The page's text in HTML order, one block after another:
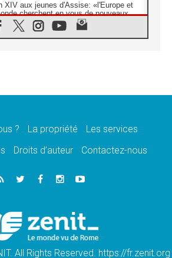
XIV aux jeunes d'Assise: «l'Europe et
cherchent en vous de nouveaux
la civilisation de l'amour»
du Pape en Argentine portera «un
visite du Pape en Uruguay renforcera
en Ukraine: «Il est inquiétant
ceux qui bénissent la guerre»
? La propriété
Les services
Droits d’auteur Contactez-nous
All Rights Reserved. https://fr.zenit.org